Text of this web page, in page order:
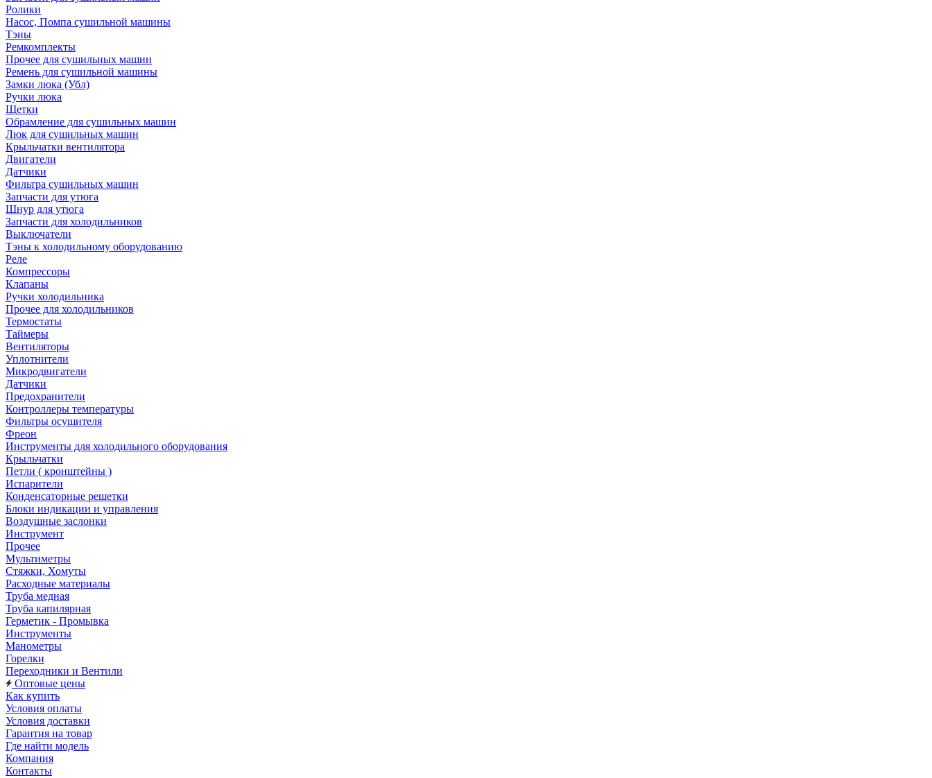
Ролики
Насос, Помпа сушильной машины
Тэны
Ремкомплекты
Прочее для сушильных машин
Ремень для сушильной машины
Замки люка (Убл)
Ручки люка
Щетки
Обрамление для сушильных машин
Люк для сушильных машин
Крыльчатки вентилятора
Двигатели
Датчики
Фильтра сушильных машин
Запчасти для утюга
Шнур для утюга
Запчасти для холодильников
Выключатели
Тэны к холодильному оборудованию
Реле
Компрессоры
Клапаны
Ручки холодильника
Прочее для холодильников
Термостаты
Таймеры
Вентиляторы
Уплотнители
Микродвигатели
Датчики
Предохранители
Контроллеры температуры
Фильтры осушителя
Фреон
Инструменты для холодильного оборудования
Крыльчатки
Петли ( кронштейны )
Испарители
Конденсаторные решетки
Блоки индикации и управления
Воздушные заслонки
Инструмент
Прочее
Мультиметры
Стяжки, Хомуты
Расходные материалы
Труба медная
Труба капилярная
Герметик - Промывка
Инструменты
Манометры
Горелки
Переходники и Вентили
Оптовые цены
Как купить
Условия оплаты
Условия доставки
Гарантия на товар
Где найти модель
Компания
Контакты